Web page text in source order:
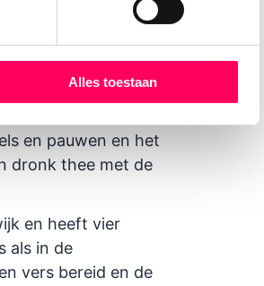
Alles toestaan
en pauwen en het
dronk thee met de
en heeft vier
als in de
vers bereid en de